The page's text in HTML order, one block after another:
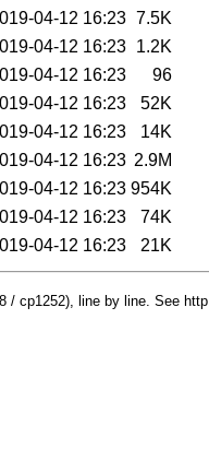
04-12 16:23 7.5K
04-12 16:23 1.2K
04-12 16:23
96
04-12 16:23
52K
04-12 16:23
14K
04-12 16:23 2.9M
04-12 16:23 954K
04-12 16:23
74K
04-12 16:23 21K
/ cp1252), line by line. See